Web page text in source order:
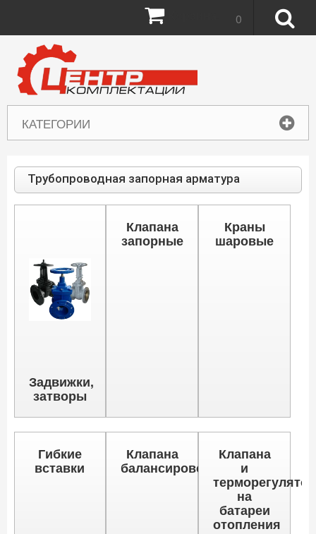
КАТЕГОРИИ
0
Трубопроводная запорная арматура
Задвижки,
затворы
Клапана
запорные
Краны
шаровые
Гибкие
вставки
Клапана
балансировочные
Клапана
и
на
батареи
отопления